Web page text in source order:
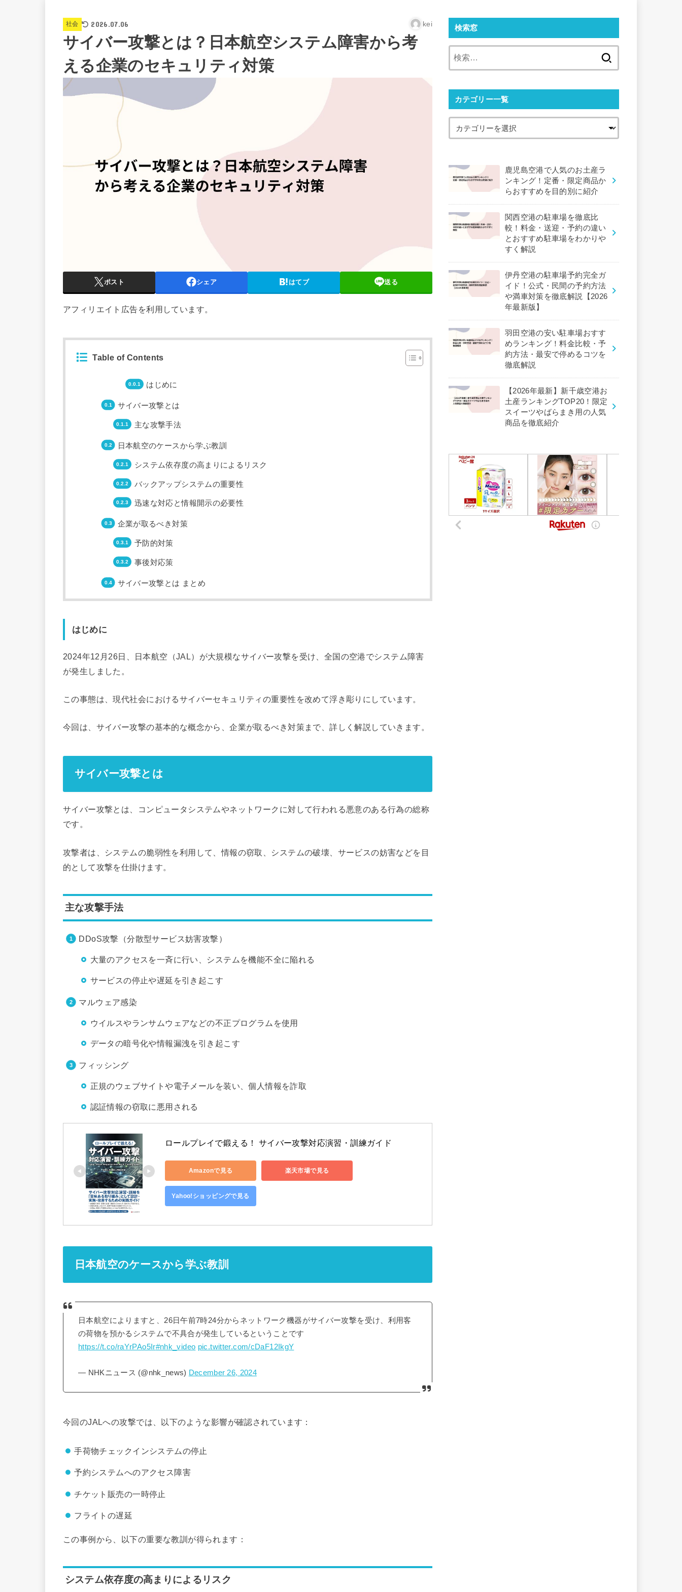
社会 2026.07.06 kei
サイバー攻撃とは？日本航空システム障害から考
える企業のセキュリティ対策
ポスト シェア はてブ 送る
アフィリエイト広告を利用しています。
Table of Contents
はじめに
サイバー攻撃とは
主な攻撃手法
日本航空のケースから学ぶ教訓
システム依存度の高まりによるリスク
バックアップシステムの重要性
迅速な対応と情報開示の必要性
企業が取るべき対策
予防的対策
事後対応策
サイバー攻撃とは まとめ
はじめに
2024年12月26日、日本航空（JAL）が大規模なサイバー攻撃を受け、全国の空港でシステム障害
が発生しました。
この事態は、現代社会におけるサイバーセキュリティの重要性を改めて浮き彫りにしています。
今回は、サイバー攻撃の基本的な概念から、企業が取るべき対策まで、詳しく解説していきます。
サイバー攻撃とは
サイバー攻撃とは、コンピュータシステムやネットワークに対して行われる悪意のある行為の総称
です。
攻撃者は、システムの脆弱性を利用して、情報の窃取、システムの破壊、サービスの妨害などを目
的として攻撃を仕掛けます。
主な攻撃手法
DDoS攻撃（分散型サービス妨害攻撃）
大量のアクセスを一斉に行い、システムを機能不全に陥れる
サービスの停止や遅延を引き起こす
マルウェア感染
ウイルスやランサムウェアなどの不正プログラムを使用
データの暗号化や情報漏洩を引き起こす
フィッシング
正規のウェブサイトや電子メールを装い、個人情報を詐取
認証情報の窃取に悪用される
ロールプレイで鍛える！ サイバー攻撃対応演習・訓練ガイド
Amazonで見る 楽天市場で見る
Yahoo!ショッピングで見る
日本航空のケースから学ぶ教訓
日本航空によりますと、26日午前7時24分からネットワーク機器がサイバー攻撃を受け、利用客
の荷物を預かるシステムで不具合が発生しているということです
https://t.co/raYrPAo5Ir#nhk_video pic.twitter.com/cDaF12IkgY
— NHKニュース (@nhk_news) December 26, 2024
今回のJALへの攻撃では、以下のような影響が確認されています：
手荷物チェックインシステムの停止
予約システムへのアクセス障害
チケット販売の一時停止
フライトの遅延
この事例から、以下の重要な教訓が得られます：
システム依存度の高まりによるリスク
検索窓
カテゴリー一覧
鹿児島空港で人気のお土産ラ
ンキング！定番・限定商品か
らおすすめを目的別に紹介
関西空港の駐車場を徹底比
較！料金・送迎・予約の違い
とおすすめ駐車場をわかりや
すく解説
伊丹空港の駐車場予約完全ガ
イド！公式・民間の予約方法
や満車対策を徹底解説【2026
年最新版】
羽田空港の安い駐車場おすす
めランキング！料金比較・予
約方法・最安で停めるコツを
徹底解説
【2026年最新】新千歳空港お
土産ランキングTOP20！限定
スイーツやばらまき用の人気
商品を徹底紹介